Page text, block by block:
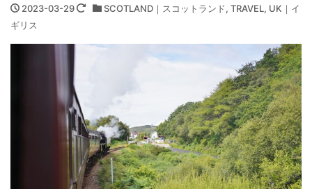
2023-03-29 SCOTLAND｜スコットランド, TRAVEL, UK｜イ
ギリス